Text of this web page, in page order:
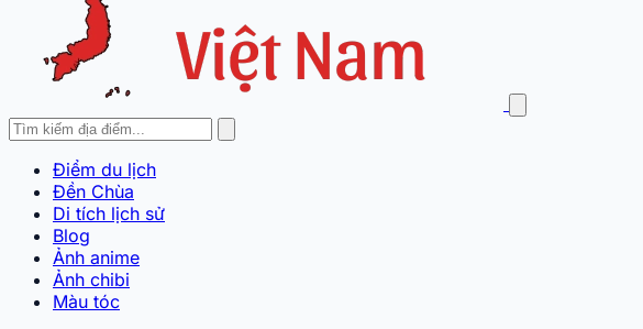
Điểm du lịch
Đền Chùa
Di tích lịch sử
Blog
Ảnh anime
Ảnh chibi
Màu tóc